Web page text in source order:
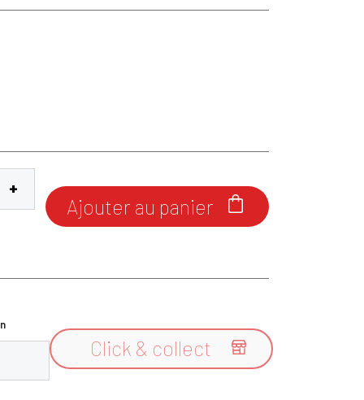

Ajouter au panier

Click & collect